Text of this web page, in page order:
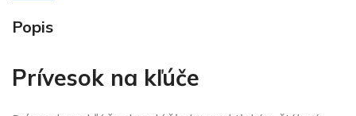
Popis
Prívesok na kľúče